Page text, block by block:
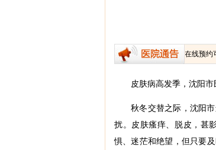
院免费提供医生在线咨询、网上在线预约服务，网上在线预约可免
皮肤病高发季，沈阳市
秋冬交替之际，沈阳
扰。皮肤瘙痒、脱皮，甚
惧、迷茫和绝望，但只要